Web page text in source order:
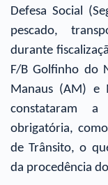
Defesa Social
pescado,
durante
F/B Golfinho do
Manaus (AM) e
constataram a
obrigatória,
de Trânsito, o
da procedência